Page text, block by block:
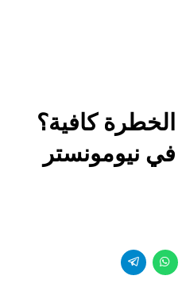
كافية؟
نيومونستر